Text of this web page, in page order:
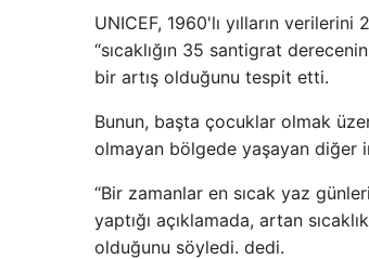
UNICEF, 1960'lı yılların
“sıcaklığın 35 santigrat
bir artış olduğunu tespit etti.
Bunun, başta çocuklar olmak
olmayan bölgede yaşayan diğer
“Bir zamanlar en sıcak yaz
yaptığı açıklamada, artan
olduğunu söyledi. dedi.